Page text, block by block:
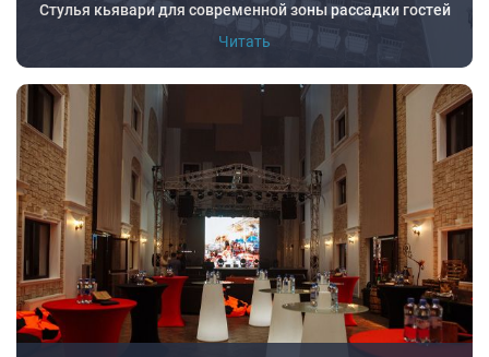
Стулья кьявари для современной зоны рассадки гостей
Читать